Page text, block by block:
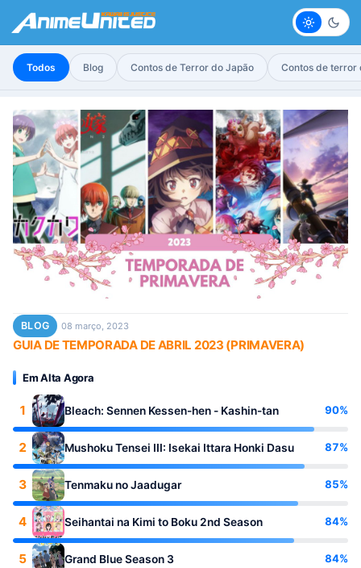
Claro
Todos Blog Contos de Terror do Japão Contos de terror
BLOG 08 março, 2023
GUIA DE TEMPORADA DE ABRIL 2023 (PRIMAVERA)
Em Alta Agora
1 Bleach: Sennen Kessen-hen - Kashin-tan 90%
2 Mushoku Tensei III: Isekai Ittara Honki Dasu 87%
3 Tenmaku no Jaadugar 85%
4 Seihantai na Kimi to Boku 2nd Season 84%
5 Grand Blue Season 3 84%